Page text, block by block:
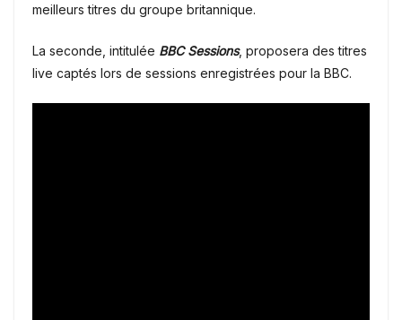
meilleurs titres du groupe britannique.
La seconde, intitulée BBC Sessions, proposera des titres
live captés lors de sessions enregistrées pour la BBC.